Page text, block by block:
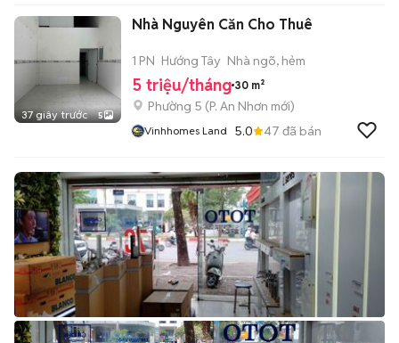
37 giây trước 5
Nhà Nguyên Căn Cho Thuê
1 PN Hướng Tây Nhà ngõ, hẻm
5 triệu/tháng 30 m²
Phường 5 (P. An Nhơn mới)
Vinhhomes Land 5.0 47 đã bán